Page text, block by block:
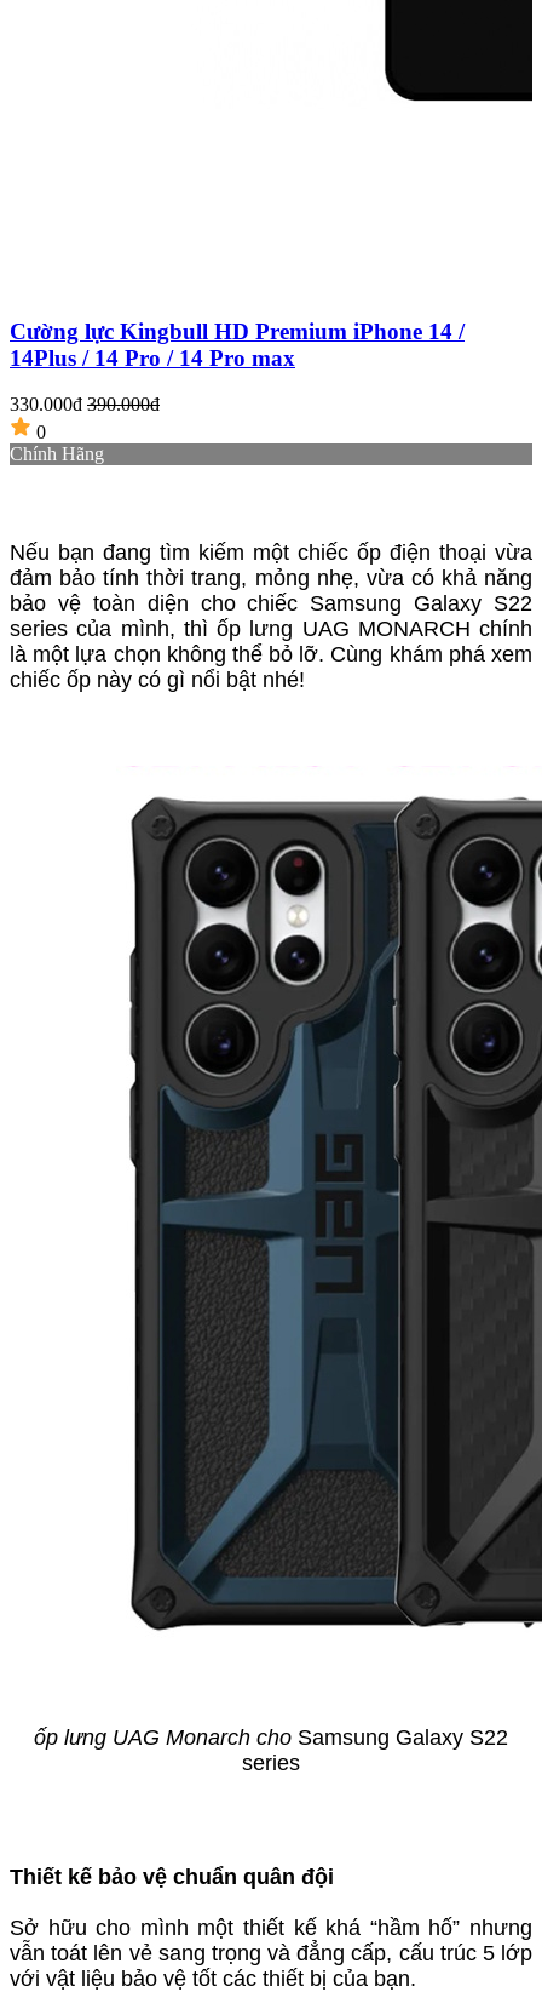
Cường lực Kingbull HD Premium iPhone 14 /
14Plus / 14 Pro / 14 Pro max
330.000đ 390.000đ
0
Chính Hãng
Nếu bạn đang tìm kiếm một chiếc ốp điện thoại vừa
đảm bảo tính thời trang, mỏng nhẹ, vừa có khả năng
bảo vệ toàn diện cho chiếc Samsung Galaxy S22
series của mình, thì ốp lưng UAG MONARCH chính
là một lựa chọn không thể bỏ lỡ. Cùng khám phá xem
chiếc ốp này có gì nổi bật nhé!
ốp lưng UAG Monarch cho Samsung Galaxy S22
series
Thiết kế bảo vệ chuẩn quân đội
Sở hữu cho mình một thiết kế khá “hầm hố” nhưng
vẫn toát lên vẻ sang trọng và đẳng cấp, cấu trúc 5 lớp
với vật liệu bảo vệ tốt các thiết bị của bạn.